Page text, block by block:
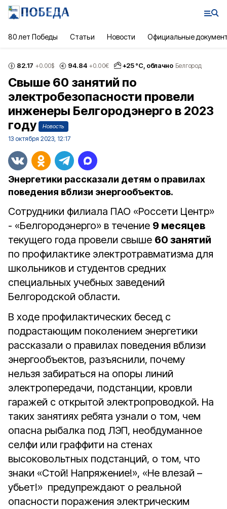
80 лет Победы Статьи Новости Официальные
82.17 +0.00$ 94.84 +0.00€ +25°С, облачно Белгород
Свыше 60 занятий по
электробезопасности провели
инженеры Белгородэнерго в 2023
году
Новость
13 октября 2023, 12:17
Энергетики рассказали детям о правилах
поведения вблизи энергообъектов.
Сотрудники филиала ПАО «Россети Центр»
- «Белгородэнерго» в течение 9 месяцев
текущего года провели свыше 60 занятий
по профилактике электротравматизма для
школьников и студентов средних
специальных учебных заведений
Белгородской области.
В ходе профилактических бесед с
подрастающим поколением энергетики
рассказали о правилах поведения вблизи
энергообъектов, разъяснили, почему
нельзя забираться на опоры линий
электропередачи, подстанции, кровли
гаражей с открытой электропроводкой. На
таких занятиях ребята узнали о том, чем
опасна рыбалка под ЛЭП, необдуманное
селфи или граффити на стенах
высоковольтных подстанций, о том, что
знаки «Стой! Напряжение!», «Не влезай –
убьет!» предупреждают о реальной
опасности поражения электрическим